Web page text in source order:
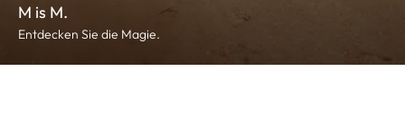
M is M.
Entdecken Sie die Magie.